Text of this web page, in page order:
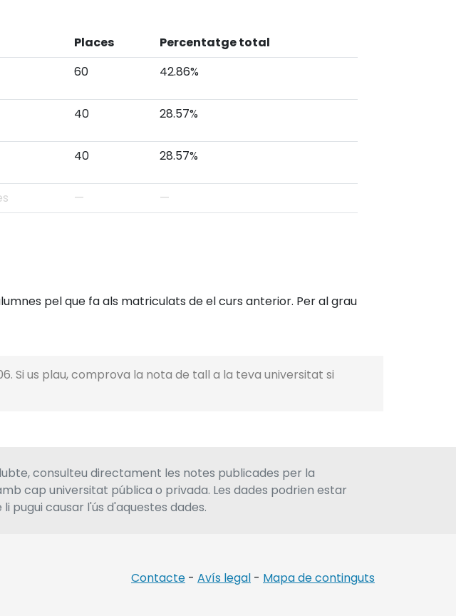
Places
Percentatge total
60 42.86%
40 28.57%
40 28.57%
— —
pel que fa als matriculats de el curs anterior. Per al grau
Si us plau, comprova la nota de tall a la teva universitat si
consulteu directament les notes publicades per la
cap universitat pública o privada. Les dades podrien estar
pugui causar l'ús d'aquestes dades.
Contacte - Avís legal - Mapa de continguts